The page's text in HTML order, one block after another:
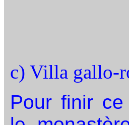
c) Villa gallo-
Pour finir